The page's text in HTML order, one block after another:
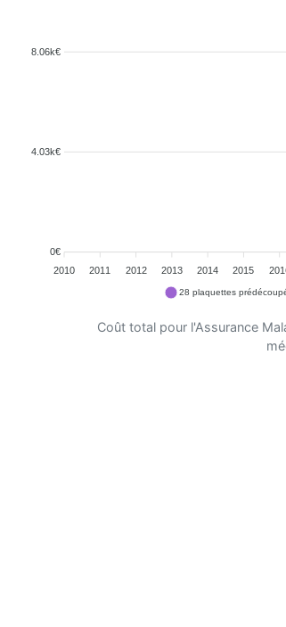
8.06k€
4.03k€
0€
2010
2011 2012 2013 2014 2015
28 plaquettes
Coût total pour l'Assurance